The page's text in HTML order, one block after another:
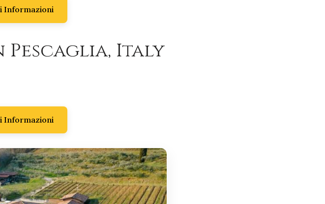
Informazioni
Italy
Informazioni